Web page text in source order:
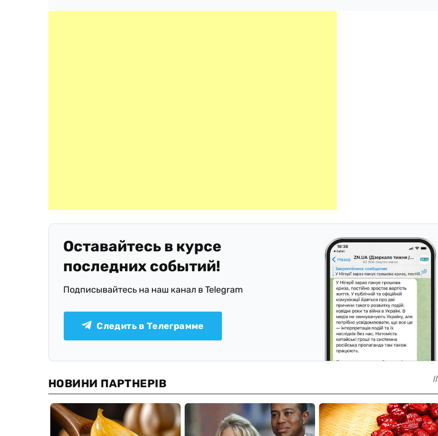
Оставайтесь в курсе
последних событий!
Подписывайтесь на наш канал в Telegram
Следить в Телеграмме